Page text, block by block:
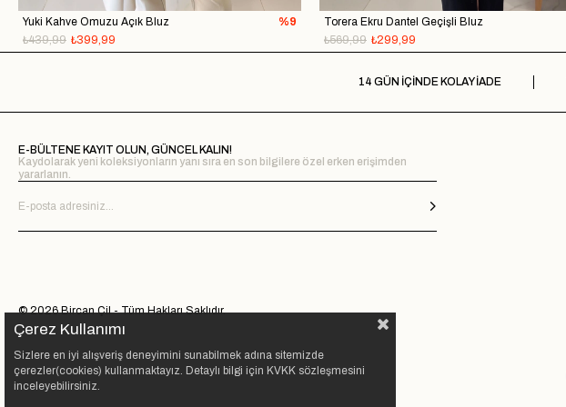
Yuki Kahve Omuzu Açık Bluz
₺399,99
₺439,99
%9
Torera Ekru Dantel Geçişli Bluz
₺299,99
₺569,99
14 GÜN İÇİNDE KOLAY İADE
E-BÜLTENE KAYIT OLUN, GÜNCEL KALIN!
Kaydolarak yeni koleksiyonların yanı sıra en son bilgilere özel erken erişimden
yararlanın.
© 2026 Bircan Çil - Tüm Hakları Saklıdır.
Çerez Kullanımı
Sizlere en iyi alışveriş deneyimini sunabilmek adına sitemizde
çerezler(cookies) kullanmaktayız. Detaylı bilgi için KVKK sözleşmesini
inceleyebilirsiniz.